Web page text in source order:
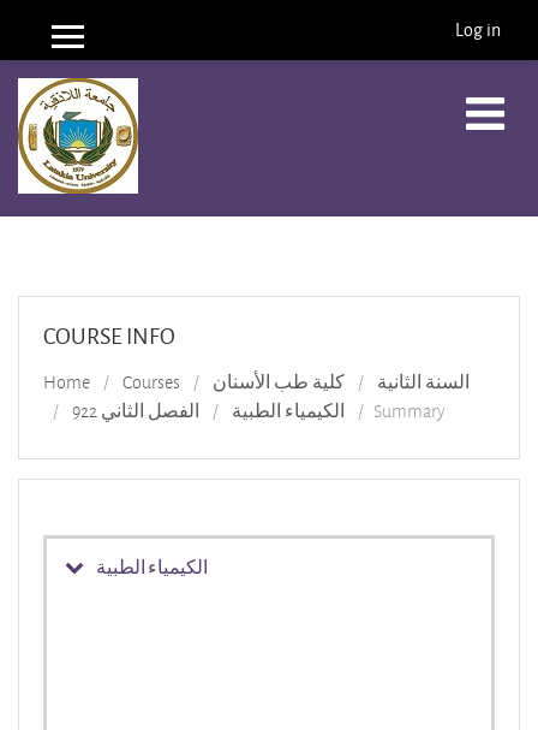
Skip to main content
Side panel Log in
COURSE INFO
Home Courses كلية طب الأسنان
السنة الثانية
الفصل الثاني 922
الكيمياء الطبية Summary
الكيمياء الطبية